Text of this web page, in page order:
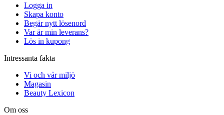
Logga in
Skapa konto
Begär nytt lösenord
Var är min leverans?
Lös in kupong
Intressanta fakta
Vi och vår miljö
Magasin
Beauty Lexicon
Om oss